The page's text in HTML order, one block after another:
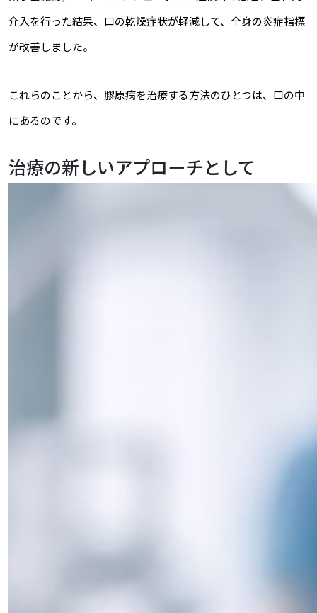
介入を行った結果、口の乾燥症状が軽減して、全身の炎症指標
が改善しました。
これらのことから、膠原病を治療する方法のひとつは、口の中
にあるのです。
治療の新しいアプローチとして